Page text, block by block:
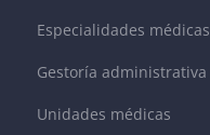
Especialidades médicas
Gestoría administrativa
Unidades médicas